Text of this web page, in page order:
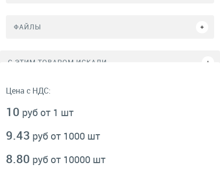
ФАЙЛЫ
C ЭТИМ ТОВАРОМ ИСКАЛИ
Цена с НДС:
10 руб от 1 шт
9.43 руб от 1000 шт
8.80 руб от 10000 шт